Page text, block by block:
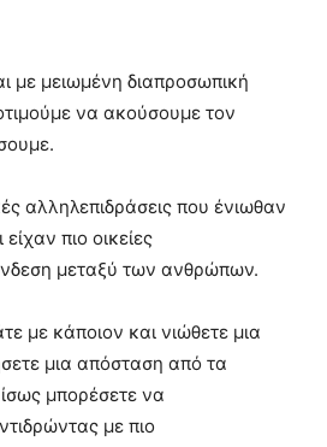
με μειωμένη διαπροσωπική
να ακούσουμε τον
αλληλεπιδράσεις που ένιωθαν
πιο οικείες
μεταξύ των ανθρώπων.
με κάποιον και νιώθετε μια
μια απόσταση από τα
μπορέσετε να
με πιο